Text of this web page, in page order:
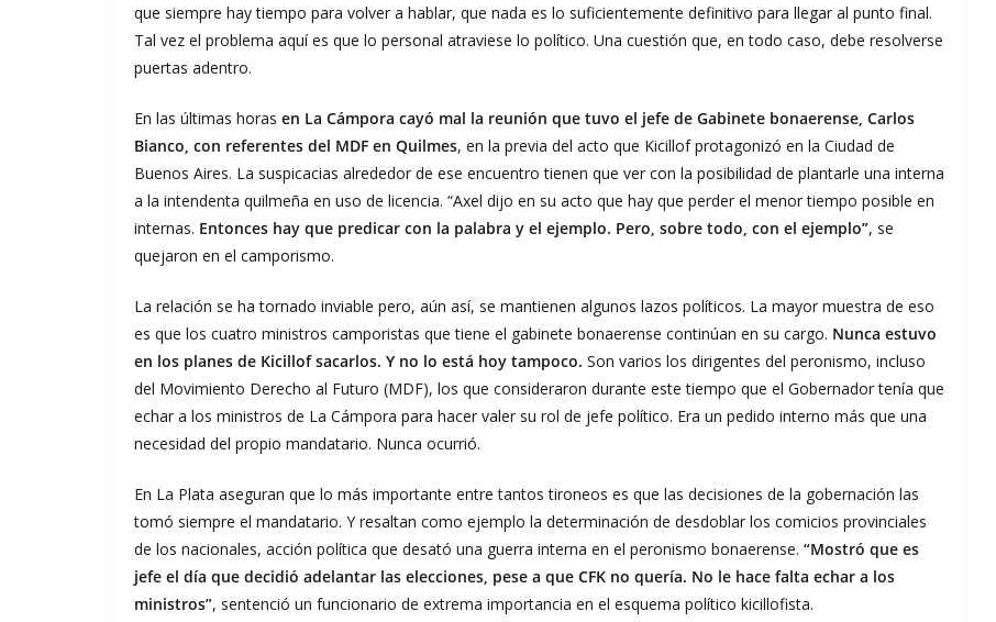
que siempre hay tiempo para volver a hablar, que nada es lo suficientemente definitivo para llegar al punto final.
Tal vez el problema aquí es que lo personal atraviese lo político. Una cuestión que, en todo caso, debe resolverse
puertas adentro.
En las últimas horas en La Cámpora cayó mal la reunión que tuvo el jefe de Gabinete bonaerense, Carlos
Bianco, con referentes del MDF en Quilmes, en la previa del acto que Kicillof protagonizó en la Ciudad de
Buenos Aires. La suspicacias alrededor de ese encuentro tienen que ver con la posibilidad de plantarle una interna
a la intendenta quilmeña en uso de licencia. “Axel dijo en su acto que hay que perder el menor tiempo posible en
internas. Entonces hay que predicar con la palabra y el ejemplo. Pero, sobre todo, con el ejemplo”, se
quejaron en el camporismo.
La relación se ha tornado inviable pero, aún así, se mantienen algunos lazos políticos. La mayor muestra de eso
es que los cuatro ministros camporistas que tiene el gabinete bonaerense continúan en su cargo. Nunca estuvo
en los planes de Kicillof sacarlos. Y no lo está hoy tampoco. Son varios los dirigentes del peronismo, incluso
del Movimiento Derecho al Futuro (MDF), los que consideraron durante este tiempo que el Gobernador tenía que
echar a los ministros de La Cámpora para hacer valer su rol de jefe político. Era un pedido interno más que una
necesidad del propio mandatario. Nunca ocurrió.
En La Plata aseguran que lo más importante entre tantos tironeos es que las decisiones de la gobernación las
tomó siempre el mandatario. Y resaltan como ejemplo la determinación de desdoblar los comicios provinciales
de los nacionales, acción política que desató una guerra interna en el peronismo bonaerense. “Mostró que es
jefe el día que decidió adelantar las elecciones, pese a que CFK no quería. No le hace falta echar a los
ministros”, sentenció un funcionario de extrema importancia en el esquema político kicillofista.